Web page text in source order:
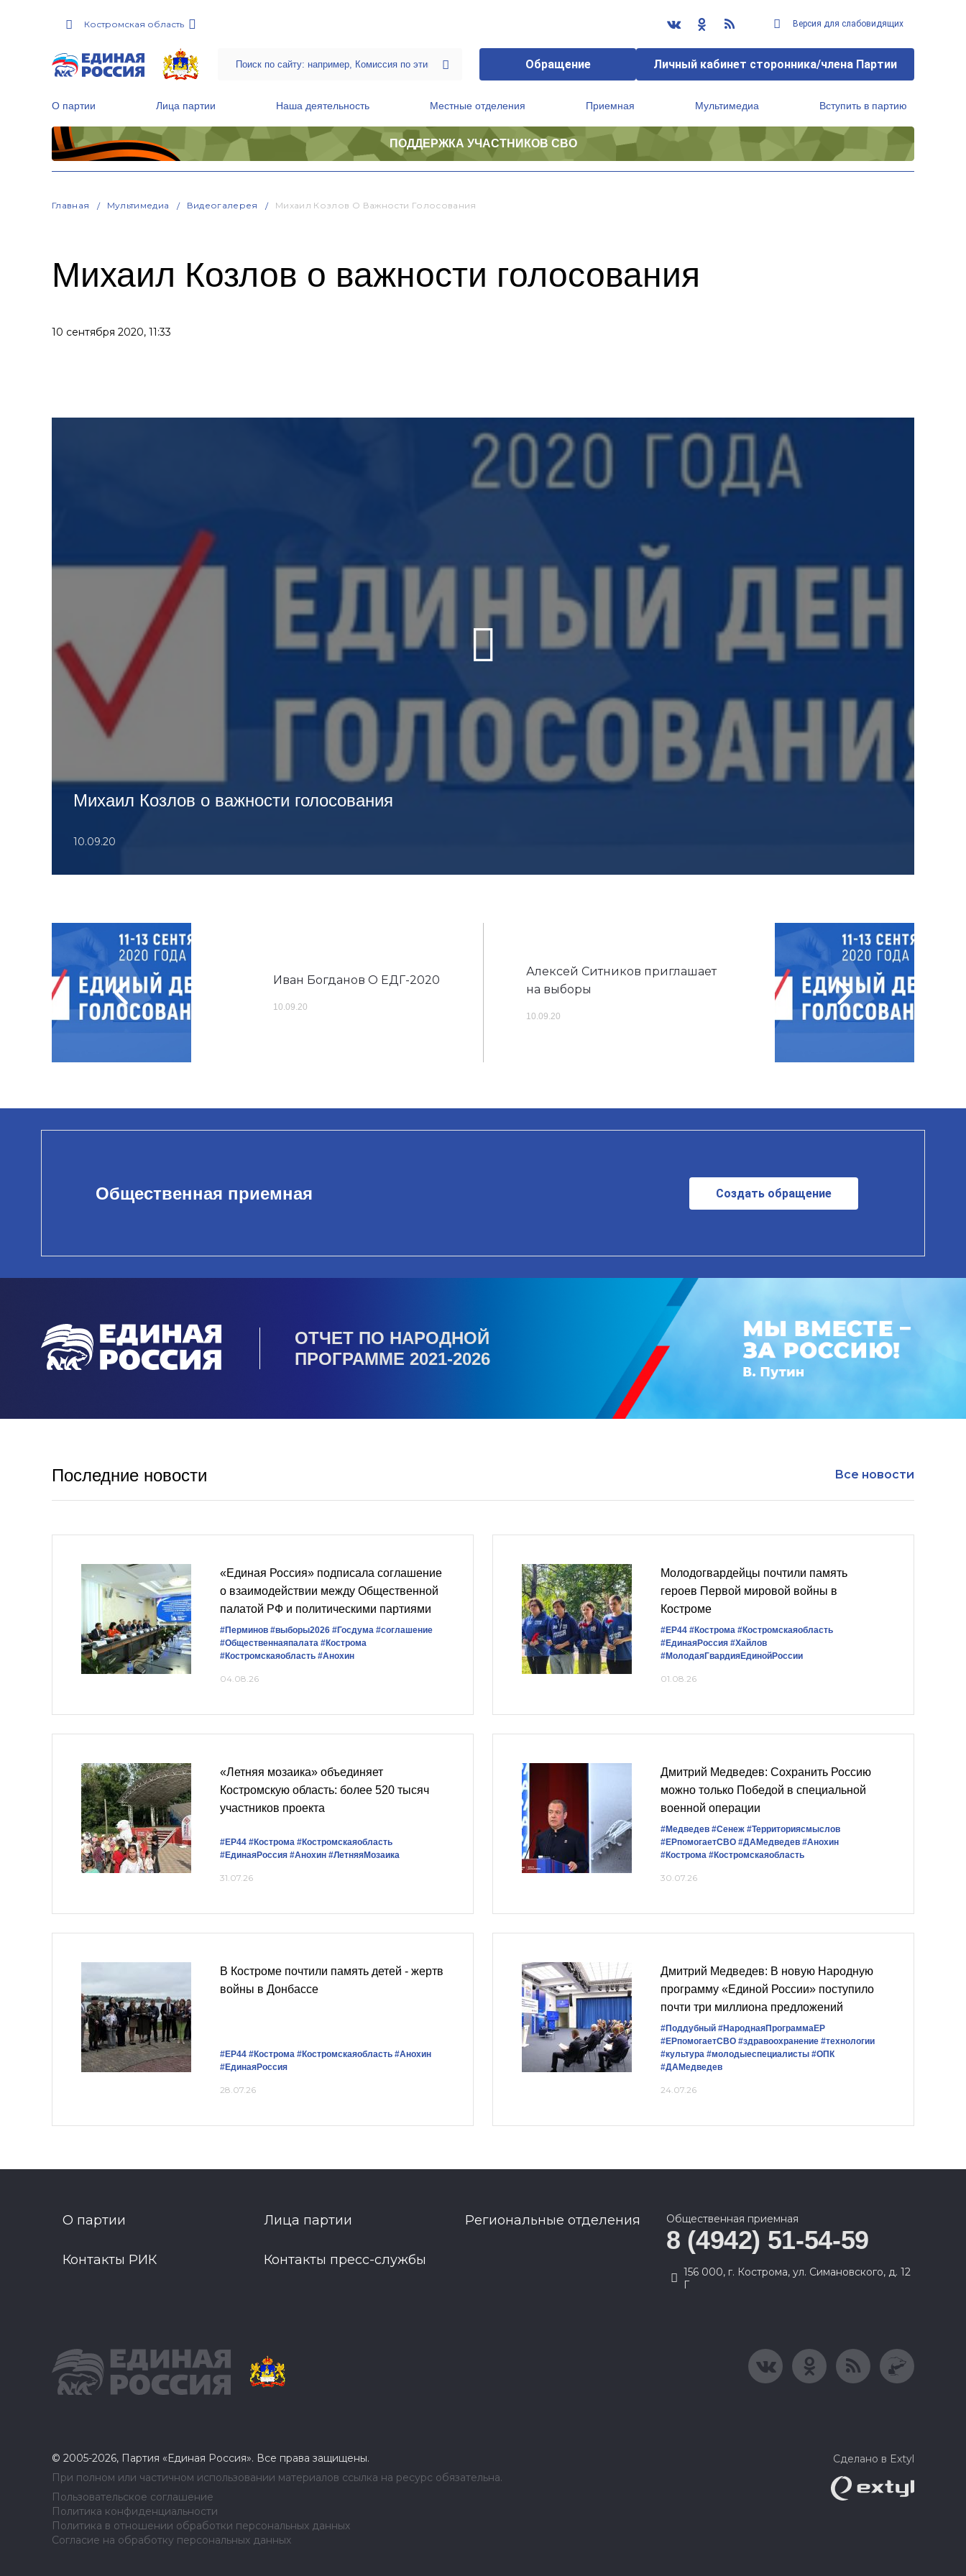
Костромская область Версия для слабовидящих
Обращение Личный кабинет сторонника/члена Партии
О партии Лица партии Наша деятельность Местные отделения Приемная Мультимедиа Вступить в партию
ПОДДЕРЖКА УЧАСТНИКОВ СВО
Главная Мультимедиа Видеогалерея Михаил Козлов О Важности Голосования
Михаил Козлов о важности голосования
10 сентября 2020, 11:33
Михаил Козлов о важности голосования
10.09.20
Иван Богданов О ЕДГ-2020
10.09.20
Алексей Ситников приглашает
на выборы
10.09.20
Общественная приемная Создать обращение
ОТЧЕТ ПО НАРОДНОЙ
ПРОГРАММЕ 2021-2026
Последние новости Все новости
«Единая Россия» подписала соглашение
о взаимодействии между Общественной
палатой РФ и политическими партиями
#Перминов #выборы2026 #Госдума #соглашение
#Общественнаяпалата #Кострома
#Костромскаяобласть #Анохин
04.08.26
Молодогвардейцы почтили память
героев Первой мировой войны в
Костроме
#ЕР44 #Кострома #Костромскаяобласть
#‎ЕдинаяРоссия #Хайлов
#МолодаяГвардияЕдинойРоссии
01.08.26
«Летняя мозаика» объединяет
Костромскую область: более 520 тысяч
участников проекта
#ЕР44 #Кострома #Костромскаяобласть
#ЕдинаяРоссия #Анохин #ЛетняяМозаика
31.07.26
Дмитрий Медведев: Сохранить Россию
можно только Победой в специальной
военной операции
#Медведев #Сенеж #Территориясмыслов
#ЕРпомогаетСВО #ДАМедведев #Анохин
#Кострома #Костромскаяобласть
30.07.26
В Костроме почтили память детей - жертв
войны в Донбассе
#ЕР44 #Кострома #Костромскаяобласть #Анохин
#ЕдинаяРоссия
28.07.26
Дмитрий Медведев: В новую Народную
программу «Единой России» поступило
почти три миллиона предложений
#Поддубный #НароднаяПрограммаЕР
#ЕРпомогаетСВО #здравоохранение #технологии
#культура #молодыеспециалисты #ОПК
#ДАМедведев
24.07.26
О партии Лица партии Региональные отделения
Контакты РИК Контакты пресс-службы
Общественная приемная
8 (4942) 51-54-59
156 000, г. Кострома, ул. Симановского, д. 12
Г
© 2005-2026, Партия «Единая Россия». Все права защищены.
При полном или частичном использовании материалов ссылка на ресурс обязательна.
Пользовательское соглашение
Политика конфиденциальности
Политика в отношении обработки персональных данных
Согласие на обработку персональных данных
Сделано в Extyl